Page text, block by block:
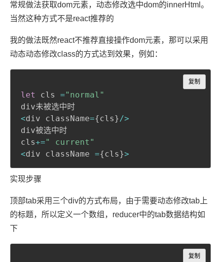
常规做法获取dom元素，动态修改选中dom的innerHtml。
当然这种方式不是react推荐的
我的做法既然react不推荐直接操作dom元素，那可以采用
动态动态修改class的方式达到效果，例如：
let cls ="normal"
<div className={cls}/>
div被选中时
cls+=" current"
<div className ={cls}>
复制
Copy
实现步骤
顶部tab采用三个div的方式布局，由于需要动态修改tab上
的标题，所以定义一个数组，reducer中的tab数据结构如
下
复制
Copy